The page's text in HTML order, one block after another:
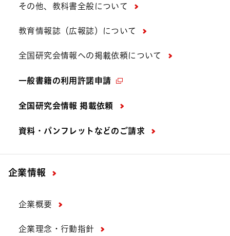
その他、教科書全般について
教育情報誌（広報誌）について
全国研究会情報への掲載依頼について
一般書籍の利用許諾申請
全国研究会情報 掲載依頼
資料・パンフレットなどの ご請求
企業情報
企業概要
企業理念・行動指針